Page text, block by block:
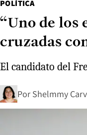
POLÍTICA
“Uno de los
cruzadas
El candidato del
Por Shelmmy